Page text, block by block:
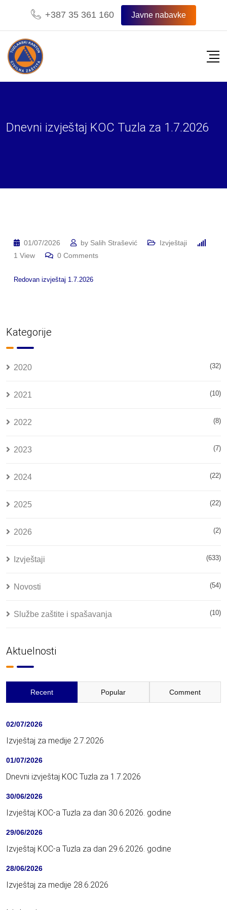
content
+387 35 361 160 Javne nabavke
Dnevni izvještaj KOC Tuzla za 1.7.2026
01/07/2026 by Salih Strašević
Izvještaji
1 View 0 Comments
Redovan izvještaj 1.7.2026
Kategorije
2020 (32)
2021 (10)
2022 (8)
2023 (7)
2024 (22)
2025 (22)
2026 (2)
Izvještaji (633)
Novosti (54)
Službe zaštite i spašavanja (10)
Aktuelnosti
Recent Popular Comment
02/07/2026
Izvještaj za medije 2.7.2026
01/07/2026
Dnevni izvještaj KOC Tuzla za 1.7.2026
30/06/2026
Izvještaj KOC-a Tuzla za dan 30.6.2026. godine
29/06/2026
Izvještaj KOC-a Tuzla za dan 29.6.2026. godine
28/06/2026
Izvještaj za medije 28.6.2026